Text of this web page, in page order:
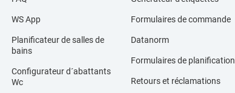
WS App
Planificateur de salles de
bains
Configurateur d´abattants
Wc
Formulaires de commande
Datanorm
Formulaires de planification
Retours et réclamations